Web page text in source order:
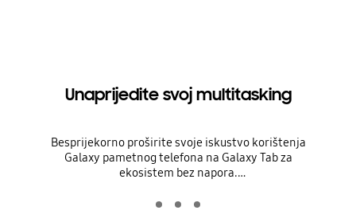
Unaprijedite svoj multitasking
Besprijekorno proširite svoje iskustvo korištenja
Galaxy pametnog telefona na Galaxy Tab za
ekosistem bez napora.